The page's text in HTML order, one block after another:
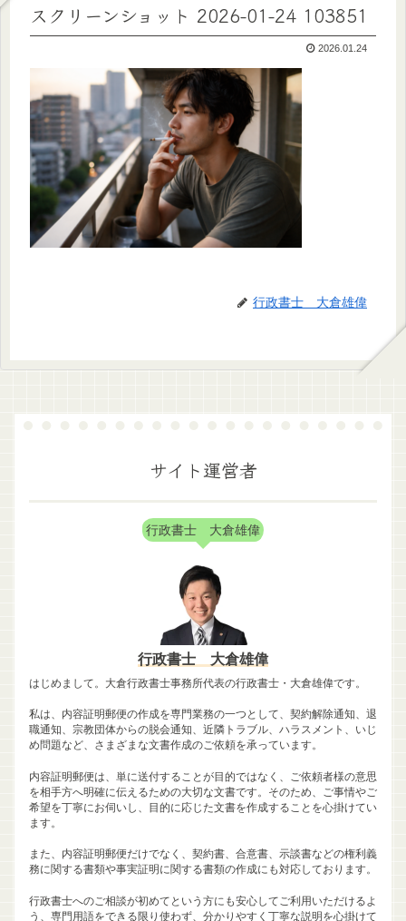
スクリーンショット 2026-01-24 103851
2026.01.24
行政書士 大倉雄偉
サイト運営者
行政書士 大倉雄偉
行政書士 大倉雄偉
はじめまして。大倉行政書士事務所代表の行政書士・大倉雄偉です。
私は、内容証明郵便の作成を専門業務の一つとして、契約解除通知、退
職通知、宗教団体からの脱会通知、近隣トラブル、ハラスメント、いじ
め問題など、さまざまな文書作成のご依頼を承っています。
内容証明郵便は、単に送付することが目的ではなく、ご依頼者様の意思
を相手方へ明確に伝えるための大切な文書です。そのため、ご事情やご
希望を丁寧にお伺いし、目的に応じた文書を作成することを心掛けてい
ます。
また、内容証明郵便だけでなく、契約書、合意書、示談書などの権利義
務に関する書類や事実証明に関する書類の作成にも対応しております。
行政書士へのご相談が初めてという方にも安心してご利用いただけるよ
う、専門用語をできる限り使わず、分かりやすく丁寧な説明を心掛けて